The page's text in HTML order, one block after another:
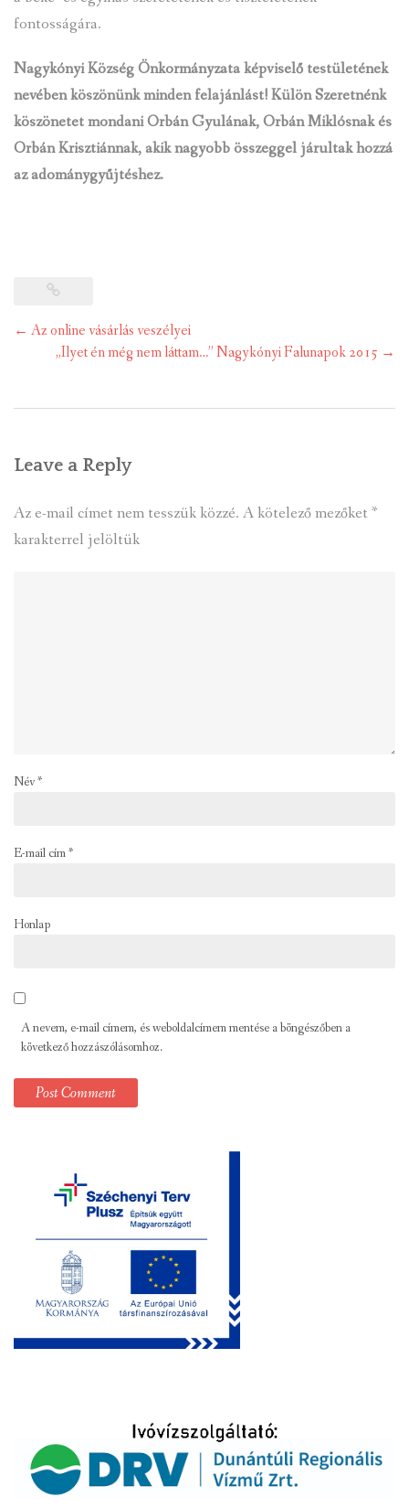
fontosságára.
NagykónyiKözség Önkormányzata képviselő testületének
nevében köszönünk minden felajánlást! Külön Szeretnénk
köszönetet mondani Orbán Gyulának, Orbán Miklósnak és
Orbán Krisztiánnak, akik nagyobb összeggel járultak hozzá
az adománygyűjtéshez.
Post
navigation
← Az online vásárlás veszélyei
„Ilyet én még nem láttam…” Nagykónyi Falunapok 2015 →
Leave a Reply
Az e-mail címet nem tesszük közzé. A kötelező mezőket *
karakterrel jelöltük
Név*
E-mail cím*
Honlap
A nevem, e-mail címem, és weboldalcímem mentése a böngészőben a
következő hozzászólásomhoz.